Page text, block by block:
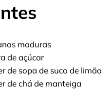
maduras
de açúcar
de sopa de suco de limão
de chá de manteiga